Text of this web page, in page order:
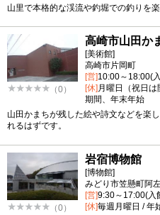
山里で本格的な渓流や釣堀での釣りを楽
（0）
高崎市山田か
[美術館]
高崎市片岡町
[営]10:00～18:00(
[休] 月曜日（祝日
期間、年末年始
山田かまちが残した絵や詩文などを楽
れるはずです。
（0）
岩宿博物館
[博物館]
みどり市笠懸町阿
[営]9:30～17:00(入
[休]毎週月曜日 / 年